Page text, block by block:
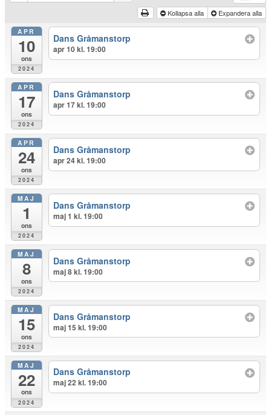
Kollapsa alla Expandera alla
APR
10
ons
2024
Dans Gråmanstorp
apr 10 kl. 19:00
APR
17
ons
2024
Dans Gråmanstorp
apr 17 kl. 19:00
APR
24
ons
2024
Dans Gråmanstorp
apr 24 kl. 19:00
MAJ
1
ons
2024
Dans Gråmanstorp
maj 1 kl. 19:00
MAJ
8
ons
2024
Dans Gråmanstorp
maj 8 kl. 19:00
MAJ
15
ons
2024
Dans Gråmanstorp
maj 15 kl. 19:00
MAJ
22
ons
2024
Dans Gråmanstorp
maj 22 kl. 19:00